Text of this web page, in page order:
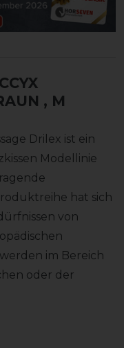
, M
Drilex ist ein
Modellinie
hat sich
von
im Bereich
oder der